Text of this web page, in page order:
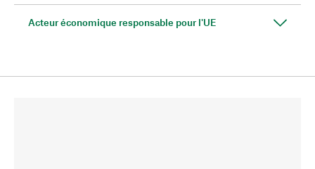
Acteur économique responsable pour l'UE